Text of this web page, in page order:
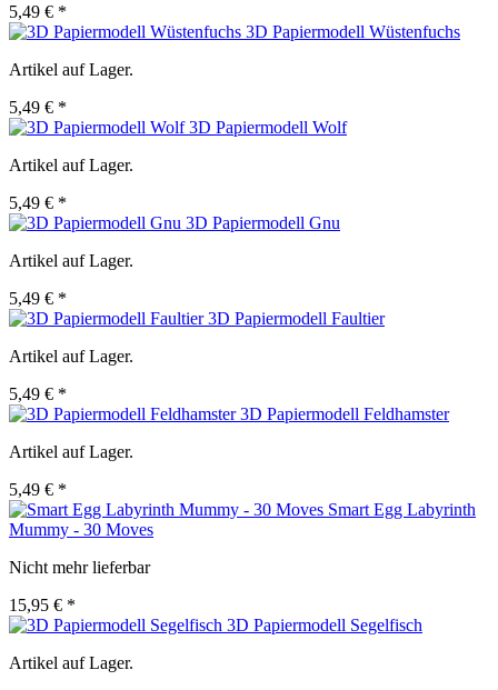
5,49 € *
3D Papiermodell Wüstenfuchs
Artikel auf Lager.
5,49 € *
3D Papiermodell Wolf
Artikel auf Lager.
5,49 € *
3D Papiermodell Gnu
Artikel auf Lager.
5,49 € *
3D Papiermodell Faultier
Artikel auf Lager.
5,49 € *
3D Papiermodell Feldhamster
Artikel auf Lager.
5,49 € *
Smart Egg Labyrinth
Mummy - 30 Moves
Nicht mehr lieferbar
15,95 € *
3D Papiermodell Segelfisch
Artikel auf Lager.